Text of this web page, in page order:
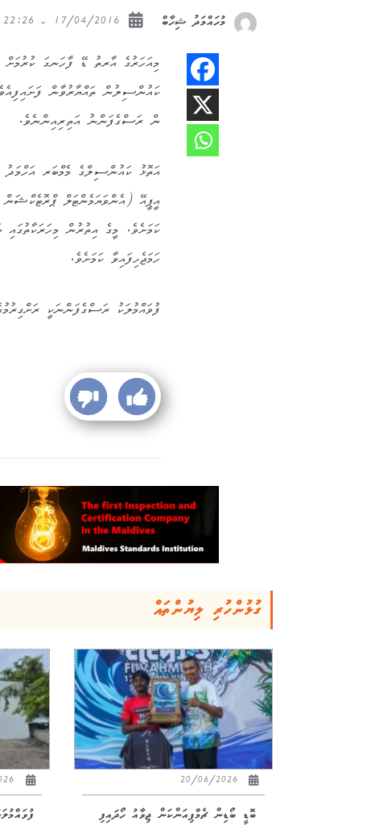
މުހައްމަދު ޝިހާބް
މިއަހަރުގެ އާރތު ޑޭ ފާހަނގަ
ން ރަސްގެފަންނު އަތިރިއިންނެވެ.
އަތޮޅު ކައުންސިލްގެ މެމްބަރ
އީޕީއޭ (އެންވަޔަމެންޓަލް
ކަމަށެވެ. މީގެ އިތުރުން
ހަމަޖެހިފައިވާ ކަމަށެވެ.
ފުވައްމުލަކު ރަސްގެފަންނަކީ
ގުޅުންހުރި ލިޔުންތައް
20/06/2026
ބޮޑީ ބޯޑިން ޗެމްޕިއަންކަން ޖިވާއު ހޯދައިފި